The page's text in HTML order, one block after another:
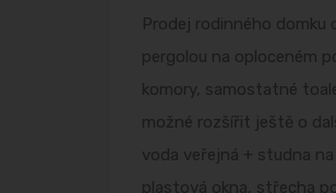
Prodej rodinného domku
pergolou na oploceném
komory, samostatné
možné rozšířit ještě o
voda veřejná + studna
plastová okna, střecha